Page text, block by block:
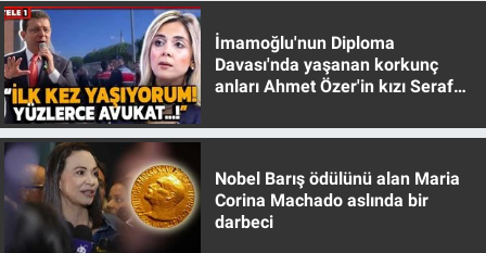
İmamoğlu'nun Diploma
Davası'nda yaşanan korkunç
anları Ahmet Özer'in kızı Seraf
Nobel Barış ödülünü alan Maria
Corina Machado aslında bir
darbeci
Kimdir
Koronavirüs
Kültür Sanat
Ne demişti